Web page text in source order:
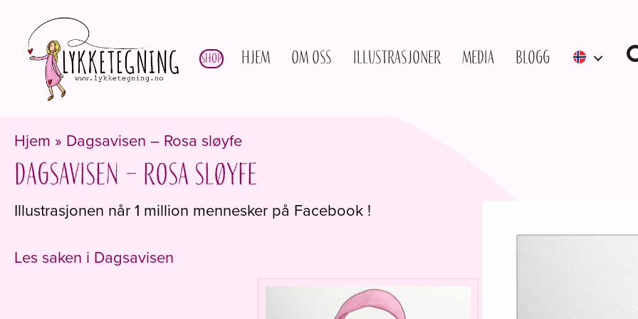
Shop Hjem Om oss Illustrasjoner Media Blogg
Hjem » Dagsavisen – Rosa sløyfe
Dagsavisen – Rosa sløyfe
Illustrasjonen når 1 million mennesker på Facebook !
Les saken i Dagsavisen